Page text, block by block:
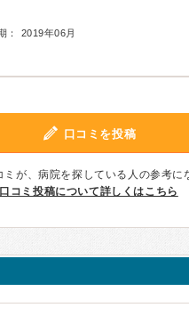
： 2019年06月
口コミを投稿
ミが、病院を探している人の参考に
口コミ投稿について詳しくはこちら